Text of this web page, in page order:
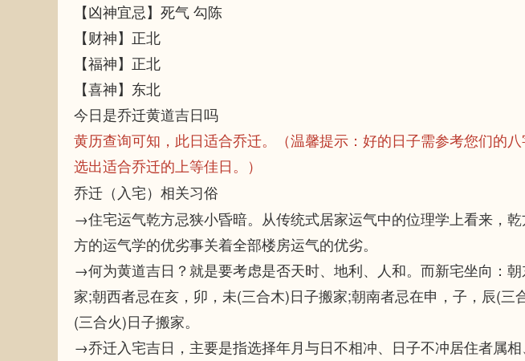
【凶神宜忌】死气 勾陈
【财神】正北
【福神】正北
【喜神】东北
今日是乔迁黄道吉日吗
黄历查询可知，此日适合乔迁。（温馨提示：好的日子需参考您们的
选出适合乔迁的上等佳日。）
乔迁（入宅）相关习俗
→住宅运气乾方忌狭小昏暗。从传统式居家运气中的位理学上看来，乾
方的运气学的优劣事关着全部楼房运气的优劣。
→何为黄道吉日？就是要考虑是否天时、地利、人和。而新宅坐向：
家;朝西者忌在亥，卯，未(三合木)日子搬家;朝南者忌在申，子，辰(
(三合火)日子搬家。
→乔迁入宅吉日，主要是指选择年月与日不相冲、日子不冲居住者属